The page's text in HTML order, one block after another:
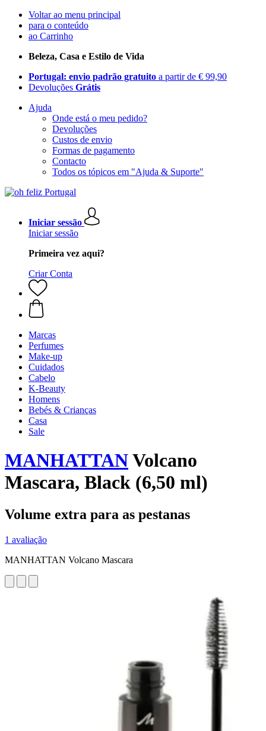
Voltar ao menu principal
para o conteúdo
ao Carrinho
Beleza, Casa e Estilo de Vida
Portugal: envio padrão gratuito a partir de € 99,90
Devoluções Grátis
Ajuda
Onde está o meu pedido?
Devoluções
Custos de envio
Formas de pagamento
Contacto
Todos os tópicos em "Ajuda & Suporte"
Iniciar sessão
Iniciar sessão
Primeira vez aqui?
Criar Conta
Marcas
Perfumes
Make-up
Cuidados
Cabelo
K-Beauty
Homens
Bebés & Crianças
Casa
Sale
MANHATTANVolcano
Mascara, Black (6,50 ml)
Volume extra para as pestanas
1 avaliação
MANHATTAN Volcano Mascara